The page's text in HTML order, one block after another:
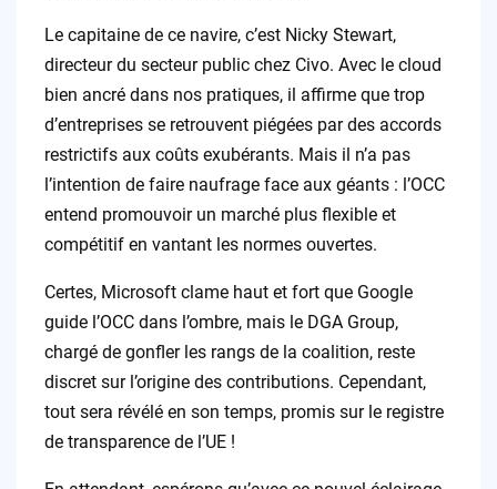
Le capitaine de ce navire, c’est Nicky Stewart,
directeur du secteur public chez Civo. Avec le cloud
bien ancré dans nos pratiques, il affirme que trop
d’entreprises se retrouvent piégées par des accords
restrictifs aux coûts exubérants. Mais il n’a pas
l’intention de faire naufrage face aux géants : l’OCC
entend promouvoir un marché plus flexible et
compétitif en vantant les normes ouvertes.
Certes, Microsoft clame haut et fort que Google
guide l’OCC dans l’ombre, mais le DGA Group,
chargé de gonfler les rangs de la coalition, reste
discret sur l’origine des contributions. Cependant,
tout sera révélé en son temps, promis sur le registre
de transparence de l’UE !